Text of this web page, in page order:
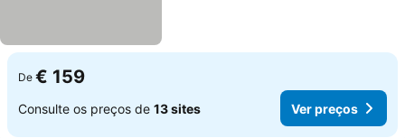
De € 159
Consulte os preços de 13 sites Ver preços